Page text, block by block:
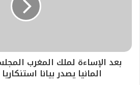
بعد الإساءة لملك المغرب
المانيا يصدر بيانا